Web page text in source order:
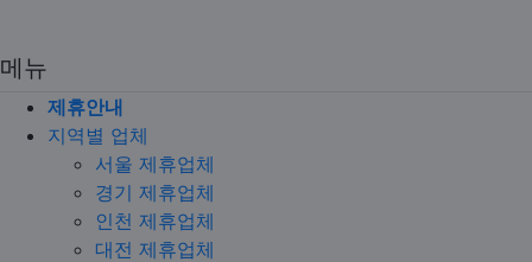
메뉴
제휴안내
지역별 업체
서울 제휴업체
경기 제휴업체
인천 제휴업체
대전 제휴업체